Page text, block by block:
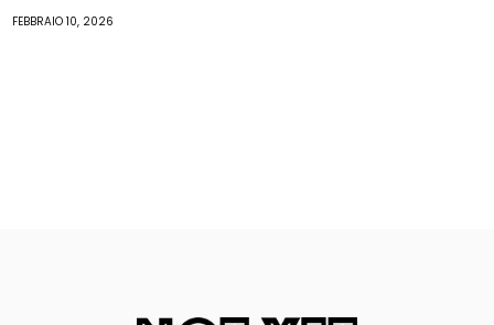
FEBBRAIO 10, 2026